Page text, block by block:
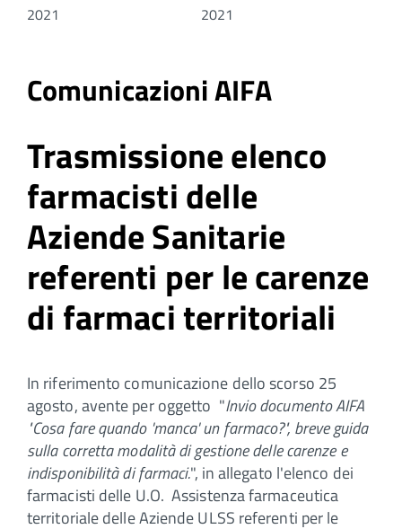
2021
2021
Comunicazioni AIFA
Trasmissione elenco
farmacisti delle
Aziende Sanitarie
referenti per le carenze
di farmaci territoriali
In riferimento comunicazione dello scorso 25
agosto, avente per oggetto "Invio documento AIFA
"Cosa fare quando 'manca' un farmaco?", breve guida
sulla correttamodalità di gestione delle carenze e
indisponibilità di farmaci.", in allegato l'elenco dei
farmacisti delle U.O. Assistenza farmaceutica
territoriale delle Aziende ULSS referenti per le